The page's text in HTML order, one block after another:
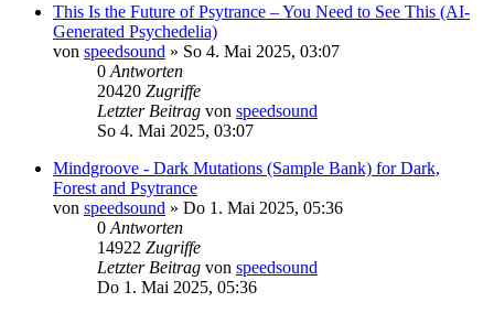
This Is the Future of Psytrance – You Need to See This (AI-
Generated Psychedelia)
von speedsound » So 4. Mai 2025, 03:07
0 Antworten
20420 Zugriffe
Letzter Beitrag von speedsound
So 4. Mai 2025, 03:07
Mindgroove - Dark Mutations (Sample Bank) for Dark,
Forest and Psytrance
von speedsound » Do 1. Mai 2025, 05:36
0 Antworten
14922 Zugriffe
Letzter Beitrag von speedsound
Do 1. Mai 2025, 05:36